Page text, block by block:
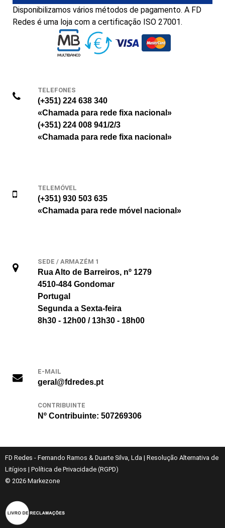
Disponibilizamos vários métodos de pagamento. A FD
Redes é uma loja com a certificação ISO 27001.
TELEFONES
(+351) 224 638 340
«Chamada para rede fixa nacional»
(+351) 224 008 941/2/3
«Chamada para rede fixa nacional»
TELEMÓVEL
(+351) 930 503 635
«Chamada para rede móvel nacional»
SEDE / ARMAZÉM 1
Rua Alto de Barreiros, nº 1279
4510-484 Gondomar
Portugal
Segunda a Sexta-feira
8h30 - 12h00 / 13h30 - 18h00
E-MAIL
geral@fdredes.pt
CONTRIBUINTE
Nº Contribuinte: 507269306
FD Redes - Fernando Ramos & Duarte Silva, Lda | Resolução Alternativa de
Litígios | Política de Privacidade (RGPD)
© 2026 Markezone